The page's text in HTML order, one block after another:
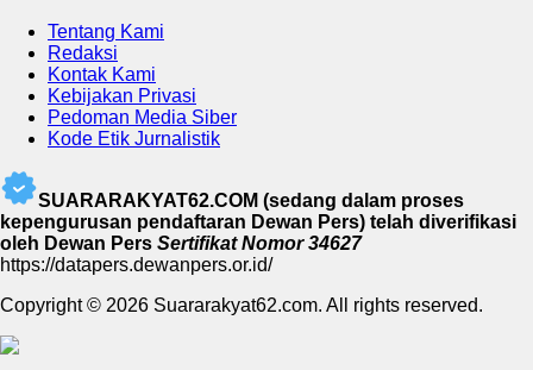
Tentang Kami
Redaksi
Kontak Kami
Kebijakan Privasi
Pedoman Media Siber
Kode Etik Jurnalistik
SUARARAKYAT62.COM (sedang dalam proses
kepengurusan pendaftaran Dewan Pers) telah diverifikasi
oleh Dewan Pers Sertifikat Nomor 34627
https://datapers.dewanpers.or.id/
Copyright © 2026 Suararakyat62.com. All rights reserved.